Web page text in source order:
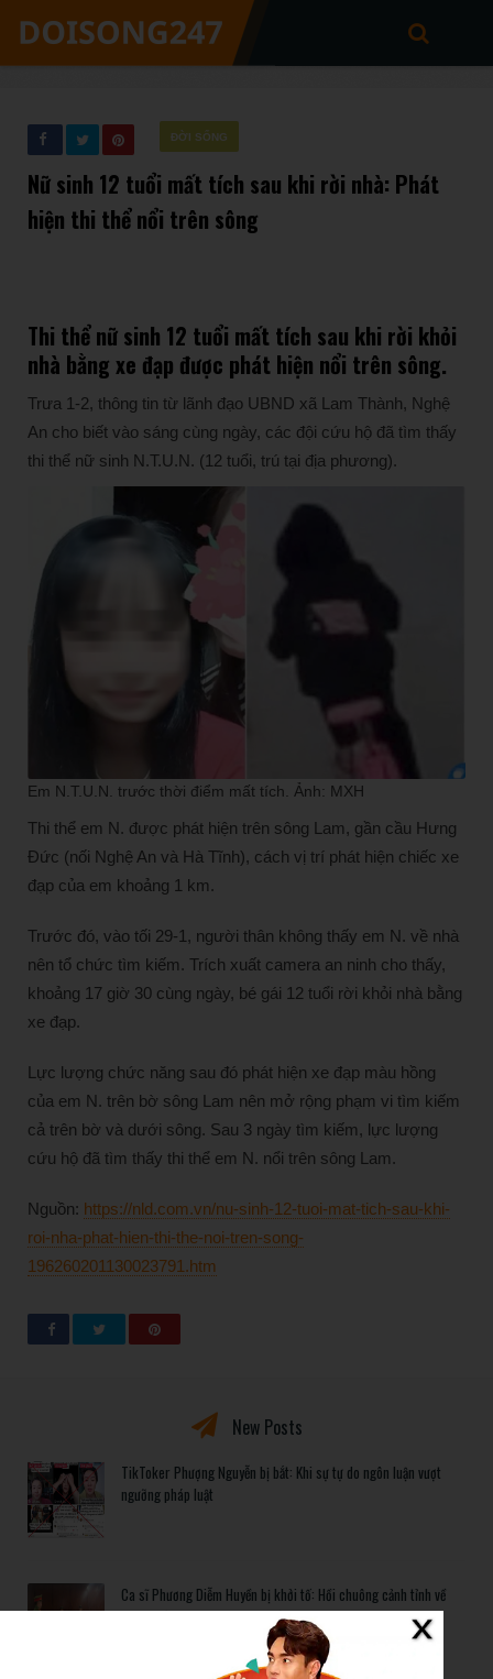
ĐỜI SỐNG
Nữ sinh 12 tuổi mất tích sau khi rời nhà: Phát
hiện thi thể nổi trên sông
Thi thể nữ sinh 12 tuổi mất tích sau khi rời khỏi
nhà bằng xe đạp được phát hiện nổi trên sông.
Trưa 1-2, thông tin từ lãnh đạo UBND xã Lam Thành, Nghệ
An cho biết vào sáng cùng ngày, các đội cứu hộ đã tìm thấy
thi thể nữ sinh N.T.U.N. (12 tuổi, trú tại địa phương).
Em N.T.U.N. trước thời điểm mất tích. Ảnh: MXH
Thi thể em N. được phát hiện trên sông Lam, gần cầu Hưng
Đức (nối Nghệ An và Hà Tĩnh), cách vị trí phát hiện chiếc xe
đạp của em khoảng 1 km.
Trước đó, vào tối 29-1, người thân không thấy em N. về nhà
nên tổ chức tìm kiếm. Trích xuất camera an ninh cho thấy,
khoảng 17 giờ 30 cùng ngày, bé gái 12 tuổi rời khỏi nhà bằng
xe đạp.
Lực lượng chức năng sau đó phát hiện xe đạp màu hồng
của em N. trên bờ sông Lam nên mở rộng phạm vi tìm kiếm
cả trên bờ và dưới sông. Sau 3 ngày tìm kiếm, lực lượng
cứu hộ đã tìm thấy thi thể em N. nổi trên sông Lam.
Nguồn: https://nld.com.vn/nu-sinh-12-tuoi-mat-tich-sau-khi-
roi-nha-phat-hien-thi-the-noi-tren-song-
196260201130023791.htm
New Posts
TikToker Phượng Nguyễn bị bắt: Khi sự tự do ngôn luận vượt
ngưỡng pháp luật
Ca sĩ Phương Diễm Huyền bị khởi tố: Hồi chuông cảnh tỉnh về
bản quyền trong kỷ nguyên số